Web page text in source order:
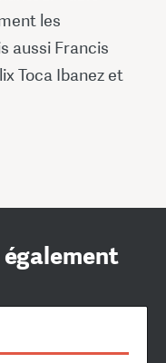
les
aussi Francis
Toca Ibanez et
également